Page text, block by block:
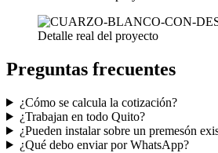
Detalle real del proyecto
Preguntas frecuentes
¿Cómo se calcula la cotización?
¿Trabajan en todo Quito?
¿Pueden instalar sobre un premesón
¿Qué debo enviar por WhatsApp?